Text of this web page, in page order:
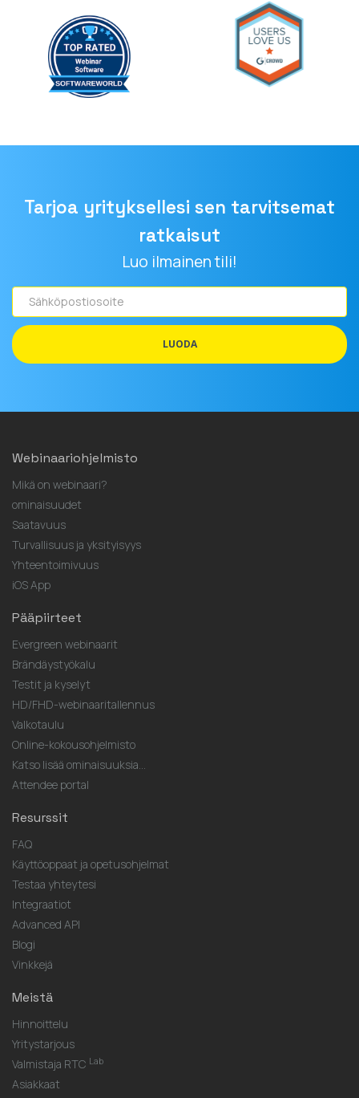
(opens in a new tab)
(opens in a
Tarjoa yrityksellesi sen tarvitsemat
ratkaisut
Luo ilmainen tili!
Sähköpostiosoite
LUODA
Webinaariohjelmisto
Mikä on webinaari?
ominaisuudet
Saatavuus
Turvallisuus ja yksityisyys
Yhteentoimivuus
iOS App
Pääpiirteet
Evergreen webinaarit
Brändäystyökalu
Testit ja kyselyt
HD/FHD-webinaaritallennus
Valkotaulu
Online-kokousohjelmisto
Katso lisää ominaisuuksia...
Attendee portal
Resurssit
FAQ
Käyttöoppaat ja opetusohjelmat
Testaa yhteytesi
Integraatiot
Advanced API
Blogi
Vinkkejä
Meistä
Hinnoittelu
Yritystarjous
Valmistaja RTC Lab
Asiakkaat